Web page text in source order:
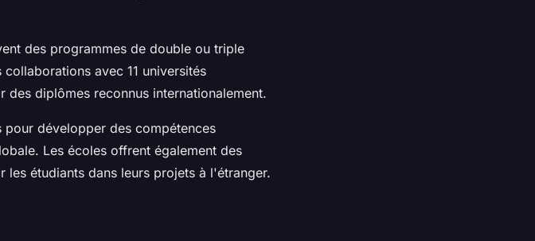
des programmes de double ou triple
avec 11 universités
diplômes reconnus internationalement.
pour développer des compétences
Les écoles offrent également des
les étudiants dans leurs projets à l'étranger.